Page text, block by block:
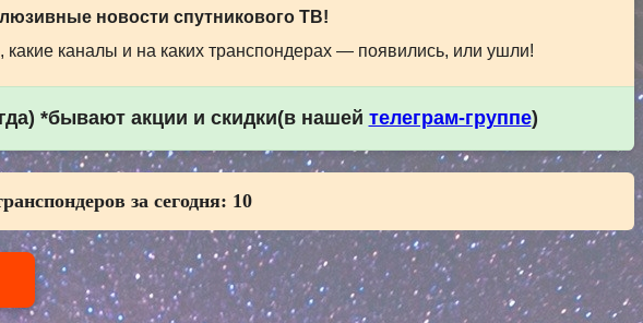
новости спутникового ТВ!
каналы и на каких транспондерах — появились, или ушли!
*бывают акции и скидки(в нашей телеграм-группе)
за сегодня: 10